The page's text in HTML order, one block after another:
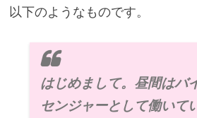
以下のようなものです。
はじめまして。昼間はバ
センジャーとして働いて